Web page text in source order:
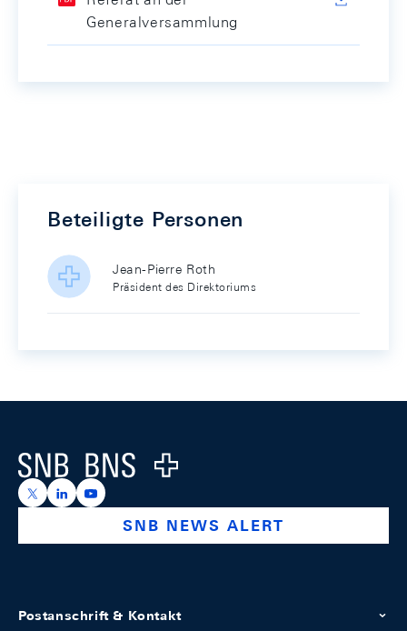
Generalversammlung
Beteiligte Personen
Jean-Pierre Roth
Präsident des Direktoriums
Logo
https://x.com/snb_bns
https://ch.linkedin.com/company/swiss-national-
https://www.youtube.com/@swissnationalbank
SNB NEWS ALERT
Postanschrift & Kontakt